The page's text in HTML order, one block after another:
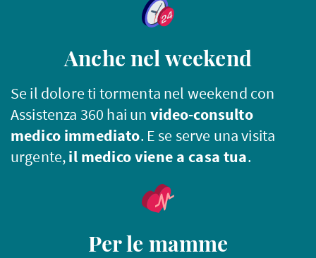
Anche nel weekend
Se il dolore ti tormenta nel weekend con
Assistenza 360 hai un video-consulto
medico immediato. E se serve una visita
urgente,il medico viene a casa tua.
Per le mamme